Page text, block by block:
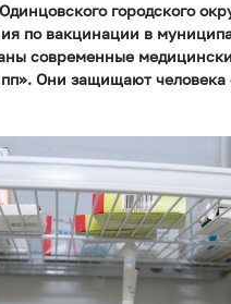
городского
по вакцинации в
современные
Они защищают человека